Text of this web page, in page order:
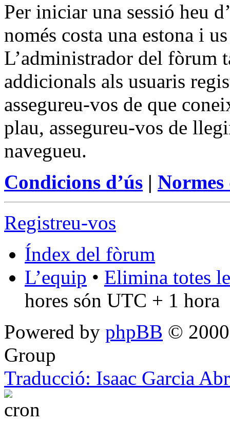
Per iniciar una sessió heu
només costa una estona i
L’administrador del fòrum
addicionals als usuaris
assegureu-vos de que
plau, assegureu-vos de
navegueu.
Condicions d’ús | Normes
Registreu-vos
Índex del fòrum
L’equip • Elimina totes
hores són UTC + 1 hora
Powered by phpBB ©
Group
Traducció: Isaac Garcia